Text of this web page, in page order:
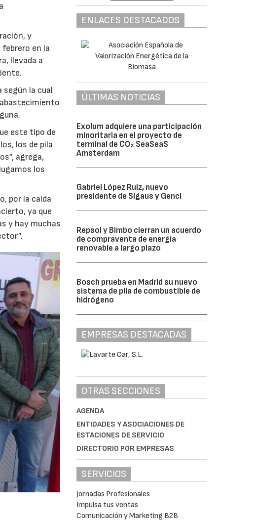
y
en la
llevada a
según la cual
este tipo de
los de pila
agrega,
los
por la caída
ya que
y hay muchas
ENLACES DESTACADOS
ÚLTIMAS NOTICIAS
Exolum adquiere una participación
minoritaria en el proyecto de
terminal de CO₂ SeaSeaS
Amsterdam
Gabriel López Ruiz, nuevo
presidente de Sigaus y Genci
Repsol y Bimbo cierran un acuerdo
de compraventa de energía
renovable a largo plazo
Bosch prueba en Madrid su nuevo
sistema de pila de combustible de
hidrógeno
EMPRESAS DESTACADAS
OTRAS SECCIONES
AGENDA
ENTIDADES Y ASOCIACIONES DE
ESTACIONES DE SERVICIO
DIRECTORIO POR EMPRESAS
SERVICIOS
Jornadas Profesionales
Impulsa tus ventas
Comunicación y Marketing B2B